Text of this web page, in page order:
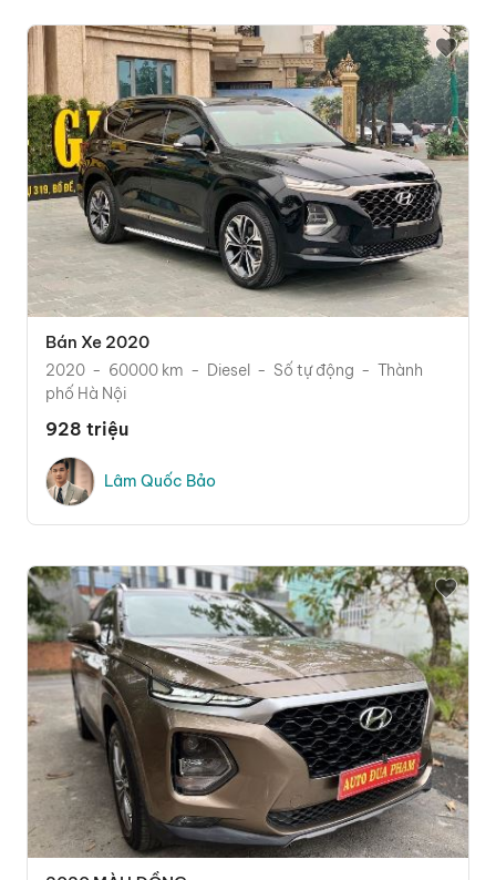
Bán Xe 2020
2020 60000 km Diesel Số tự động
Thành
phố Hà Nội
928 triệu
Lâm Quốc Bảo